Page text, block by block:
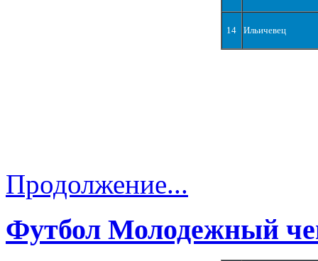
14 Ильичевец
Продолжение...
Футбол Молодежный